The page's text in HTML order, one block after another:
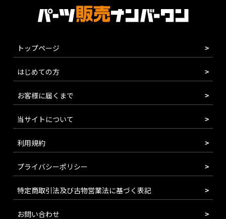
トップページ
はじめての方
お客様に届くまで
当サイトについて
利用規約
プライバシーポリシー
特定商取引法及び古物営業法に基づく表記
お問い合わせ